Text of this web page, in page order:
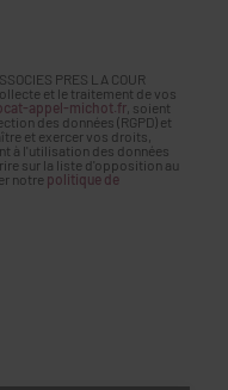
PRES LA COUR
et le traitement de vos
appel-michot.fr , soient
des données (RGPD) et
et exercer vos droits,
à l'utilisation des données
sur la liste d'opposition au
notre politique de